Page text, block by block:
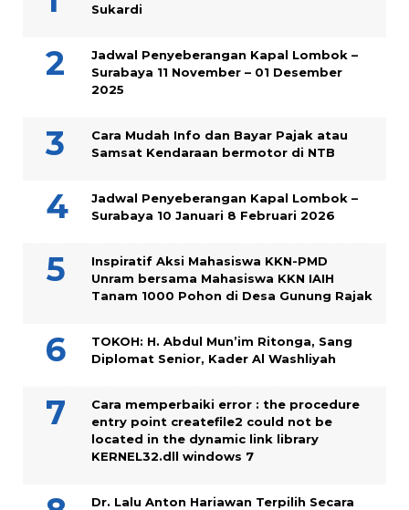
Sukardi
Jadwal Penyeberangan Kapal Lombok –
Surabaya 11 November – 01 Desember
2025
Cara Mudah Info dan Bayar Pajak atau
Samsat Kendaraan bermotor di NTB
Jadwal Penyeberangan Kapal Lombok –
Surabaya 10 Januari 8 Februari 2026
Inspiratif Aksi Mahasiswa KKN-PMD
Unram bersama Mahasiswa KKN IAIH
Tanam 1000 Pohon di Desa Gunung Rajak
TOKOH: H. Abdul Mun’im Ritonga, Sang
Diplomat Senior, Kader Al Washliyah
Cara memperbaiki error : the procedure
entry point createfile2 could not be
located in the dynamic link library
KERNEL32.dll windows 7
Dr. Lalu Anton Hariawan Terpilih Secara